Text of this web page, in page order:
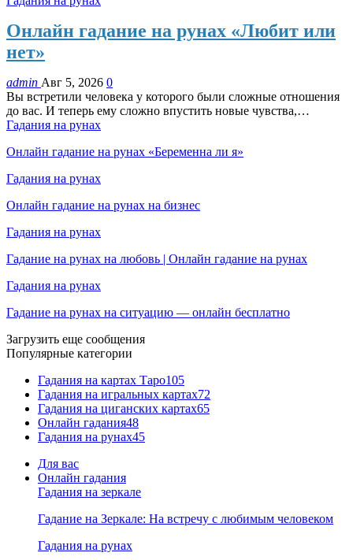
Онлайн гадание на рунах «Любит или
нет»
admin Авг 5, 2026 0
Вы встретили человека у которого были сложные отношения
до вас. И теперь ему сложно впустить новые чувства,…
Гадания на рунах
Онлайн гадание на рунах «Беременна ли я»
Гадания на рунах
Онлайн гадание на рунах на бизнес
Гадания на рунах
Гадание на рунах на любовь | Онлайн гадание на рунах
Гадания на рунах
Гадание на рунах на ситуацию — онлайн бесплатно
Загрузить еще сообщения
Популярные категории
Гадания на картах Таро105
Гадания на игральных картах72
Гадания на циганских картах65
Онлайн гадания48
Гадания на рунах45
Для вас
Онлайн гадания
Гадания на зеркале
Гадание на Зеркале: На встречу с любимым человеком
Гадания на рунах